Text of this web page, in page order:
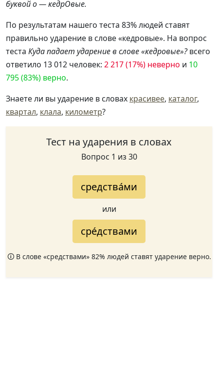
буквой о — кедрОвые.
По результатам нашего теста 83% людей ставят
правильно ударение в слове «кедровые». На вопрос
теста Куда падает ударение в слове «кедровые»?всего
ответило 13 012 человек: 2 217 (17%) неверно и 10
795 (83%) верно.
Знаете ли вы ударение в словах красивее, каталог,
квартал, клала, километр?
Тест на ударения в словах
Вопрос 1 из 30
средства́ми
или
сре́дствами
🛈 В слове «средствами» 82% людей ставят ударение верно.